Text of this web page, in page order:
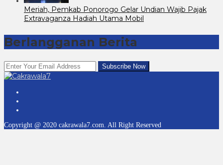
Meriah, Pemkab Ponorogo Gelar Undian Wajib Pajak
Extravaganza Hadiah Utama Mobil
Berlangganan Berita
Copyright @ 2020 cakrawala7.com. All Right Reserved